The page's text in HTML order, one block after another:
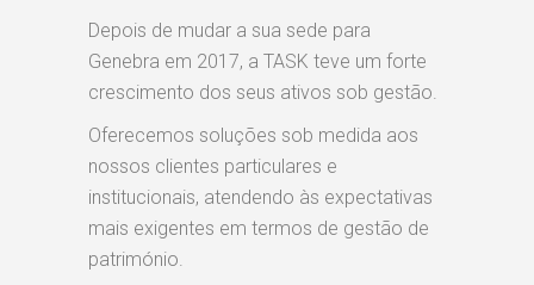
Depois de mudar a sua sede para
Genebra em 2017, a TASK teve um forte
crescimento dos seus ativos sob gestão.
Oferecemos soluções sob medida aos
nossos clientes particulares e
institucionais, atendendo às expectativas
mais exigentes em termos de gestão de
património.